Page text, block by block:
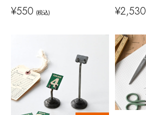
¥550 (税込) ¥2,530